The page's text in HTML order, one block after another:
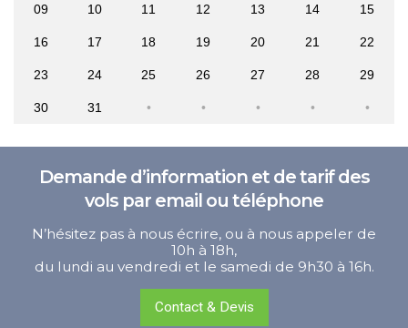
09 10 11 12 13 14 15
16 17 18 19 20 21 22
23 24 25 26 27 28 29
30 31
Demande d’information et de tarif des
vols par email ou téléphone
N’hésitez pas à nous écrire, ou à nous appeler de
10h à 18h,
du lundi au vendredi et le samedi de 9h30 à 16h.
Contact & Devis